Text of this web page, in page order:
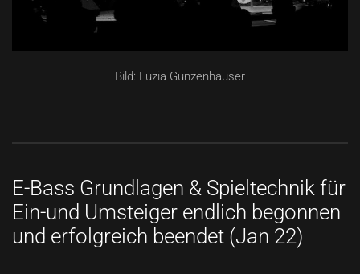
Bild: Luzia Gunzenhauser
E-Bass Grundlagen & Spieltechnik für
Ein-und Umsteiger endlich begonnen
und erfolgreich beendet (Jan 22)